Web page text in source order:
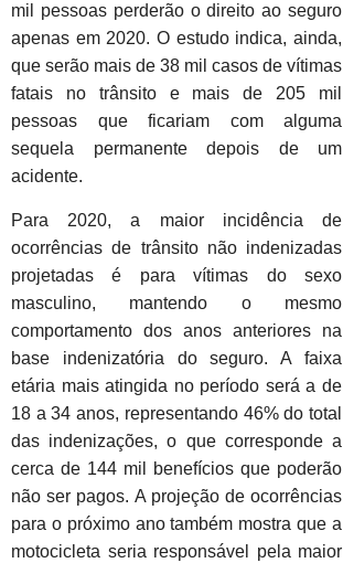
mil pessoas perderão o direito ao seguro
apenas em 2020. O estudo indica, ainda,
que serão mais de 38 mil casos de vítimas
fatais no trânsito e mais de 205 mil
pessoas que ficariam com alguma
sequela permanente depois de um
acidente.
Para 2020, a maior incidência de
ocorrências de trânsito não indenizadas
projetadas é para vítimas do sexo
masculino, mantendo o mesmo
comportamento dos anos anteriores na
base indenizatória do seguro. A faixa
etária mais atingida no período será a de
18 a 34 anos, representando 46% do total
das indenizações, o que corresponde a
cerca de 144 mil benefícios que poderão
não ser pagos. A projeção de ocorrências
para o próximo ano também mostra que a
motocicleta seria responsável pela maior